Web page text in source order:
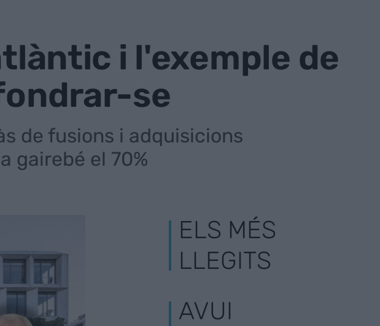
i l'exemple de
se
de fusions i adquisicions
gairebé el 70%
ELS MÉS
LLEGITS
AVUI